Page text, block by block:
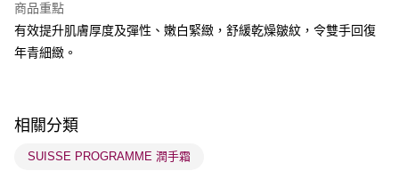
每筆HK$65.00，滿HK$300.00或以上免運費
順豐站及營業點 - 確認發貨後1-3個工作天送達
物流公司進行物流配送
每筆HK$65.00，滿HK$300.00或以上免運費
商品重點
有效提升肌膚厚度及彈性、嫩白緊緻，舒緩乾燥皺紋，令雙手回復
年青細緻。
相關分類
SUISSE PROGRAMME 潤手霜